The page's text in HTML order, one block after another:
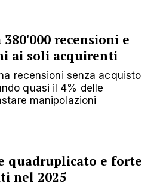
recensioni e
ai soli acquirenti
recensioni senza acquisto
quasi il 4% delle
manipolazioni
quadruplicato e forte
nel 2025